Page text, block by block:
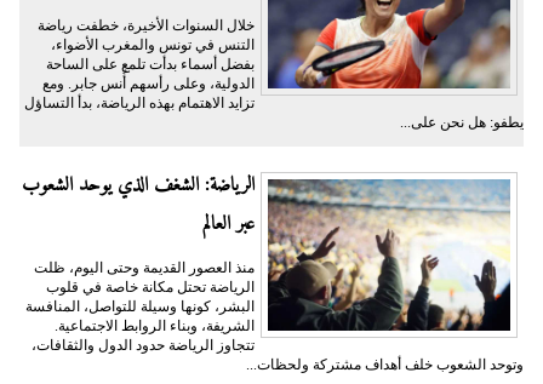
خلال السنوات الأخيرة، خطفت رياضة
التنس في تونس والمغرب الأضواء،
بفضل أسماء بدأت تلمع على الساحة
الدولية، وعلى رأسهم أُنس جابر. ومع
تزايد الاهتمام بهذه الرياضة، بدأ التساؤل
يطفو: هل نحن على...
الرياضة: الشغف الذي يوحد الشعوب
عبر العالم
منذ العصور القديمة وحتى اليوم، ظلت
الرياضة تحتل مكانة خاصة في قلوب
البشر، كونها وسيلة للتواصل، المنافسة
الشريفة، وبناء الروابط الاجتماعية.
تتجاوز الرياضة حدود الدول والثقافات،
وتوحد الشعوب خلف أهداف مشتركة ولحظات...